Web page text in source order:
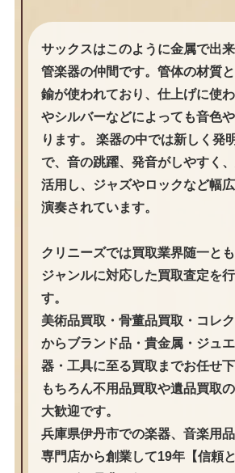
サックスはこのように金属で出
管楽器の仲間です。管体の材質
鍮が使われており、仕上げに使
やシルバーなどによっても音色
ります。 楽器の中では新しく発
で、音の跳躍、発音がしやすく
活用し、ジャズやロックなど幅
演奏されています。
クリニーズでは買取業界随一と
ジャンルに対応した買取査定を
す。
美術品買取・骨董品買取・コレ
からブランド品・貴金属・ジュ
器・工具に至る買取までお任せ下
もちろん不用品買取や遺品買取
大歓迎です。
兵庫県伊丹市での楽器、音楽用
専門店から創業して19年【信頼